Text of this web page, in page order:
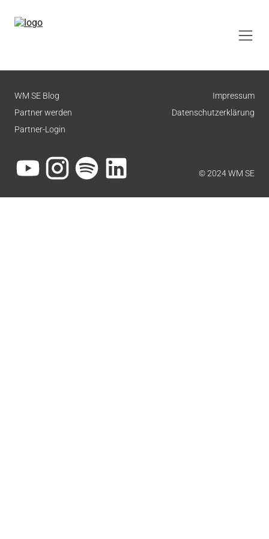
WM SE Blog
Partner werden
Partner-Login
Impressum
Datenschutzerklärung
© 2024 WM SE